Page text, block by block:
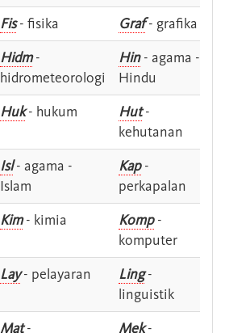
Fis- fisika Graf- grafika
Hidm-
hidrometeorologi
Hin- agama -
Hindu
Huk- hukum Hut-
kehutanan
Isl- agama -
Islam
Kap-
perkapalan
Kim- kimia Komp-
komputer
Lay- pelayaran Ling-
linguistik
Mat-
Mek-